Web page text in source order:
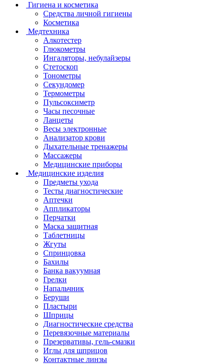
Гигиена и косметика
Средства личной гигиены
Косметика
Медтехника
Алкотестер
Глюкометры
Ингаляторы, небулайзеры
Стетоскоп
Тонометры
Секундомер
Термометры
Пульсоксиметр
Часы песочные
Ланцеты
Весы электронные
Анализатор крови
Дыхательные тренажеры
Массажеры
Медицинские приборы
Медицинские изделия
Предметы ухода
Тесты диагностические
Аптечки
Аппликаторы
Перчатки
Маска защитная
Таблетницы
Жгуты
Спринцовка
Бахилы
Банка вакуумная
Грелки
Напальчник
Беруши
Пластыри
Шприцы
Диагностические средства
Перевязочные материалы
Презервативы, гель-смазки
Иглы для шприцов
Контактные линзы